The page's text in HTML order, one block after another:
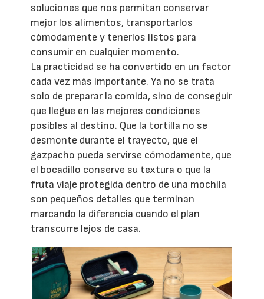
soluciones que nos permitan conservar
mejor los alimentos, transportarlos
cómodamente y tenerlos listos para
consumir en cualquier momento.
La practicidad se ha convertido en un factor
cada vez más importante. Ya no se trata
solo de preparar la comida, sino de conseguir
que llegue en las mejores condiciones
posibles al destino. Que la tortilla no se
desmonte durante el trayecto, que el
gazpacho pueda servirse cómodamente, que
el bocadillo conserve su textura o que la
fruta viaje protegida dentro de una mochila
son pequeños detalles que terminan
marcando la diferencia cuando el plan
transcurre lejos de casa.